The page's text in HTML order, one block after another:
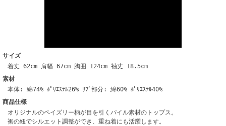
サイズ
着丈 62cm 肩幅 67cm 胸囲 124cm 袖丈 18.5cm
素材
本体: 綿74% ﾎﾟﾘｴｽﾃﾙ26% ﾘﾌﾞ部分: 綿60% ﾎﾟﾘｴｽﾃﾙ40%
商品仕様
オリジナルのペイズリー柄が目を引くパイル素材のトップス。
裾の紐でシルエット調整ができ、重ね着にも活躍します。